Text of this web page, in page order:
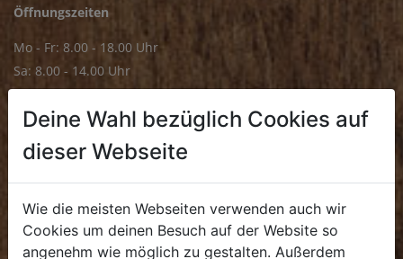
Öffnungszeiten
Mo - Fr: 8.00 - 18.00 Uhr
Sa: 8.00 - 14.00 Uhr
Mo - Fr: 8.00 - 16.00 Uhr
. +43 7272 4859 70
Deine Wahl bezüglich Cookies auf
dieser Webseite
Wie die meisten Webseiten verwenden auch wir
Cookies um deinen Besuch auf der Website so
angenehm wie möglich zu gestalten. Außerdem